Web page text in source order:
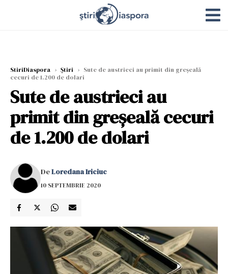
StiriDiaspora › Știri › Sute de austrieci au primit din greșeală
cecuri de 1.200 de dolari
Sute de austrieci au
primit din greșeală cecuri
de 1.200 de dolari
DeLoredana Iriciuc
10 SEPTEMBRIE 2020